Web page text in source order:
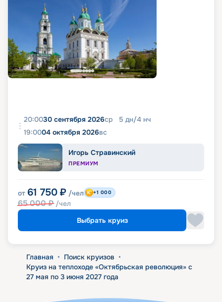
20:0030 сентября 2026ср 5 дн/4 нч
19:0004 октября 2026вс
Игорь Стравинский
ПРЕМИУМ
от 61 750 ₽ /чел
65 000₽ /чел
+1 000
Выбрать круиз
Главная • Поиск круизов •
Круиз на теплоходе «Октябрьская революция» с
27 мая по 3 июня 2027 года